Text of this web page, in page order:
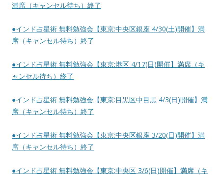
満席（キャンセル待ち）終了
●インド占星術 無料勉強会【東京:中央区銀座 4/30(土)開催】満
席（キャンセル待ち）終了
●インド占星術 無料勉強会【東京:港区 4/17(日)開催】満席（キ
ャンセル待ち）終了
●インド占星術 無料勉強会【東京:目黒区中目黒 4/3(日)開催】満
席（キャンセル待ち）終了
●インド占星術 無料勉強会【東京:中央区銀座 3/20(日)開催】満
席（キャンセル待ち）終了
●インド占星術 無料勉強会【東京:中央区 3/6(日)開催】満席（キ